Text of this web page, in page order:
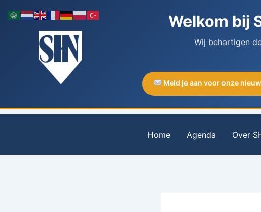
naar
Welkom bij
Wij behartigen
Meld je aan voor onze
Home Agenda Over